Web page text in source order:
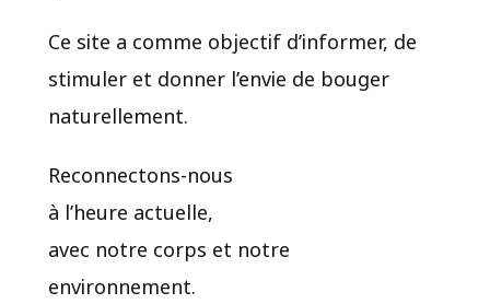
Ce site a comme objectif d’informer, de
stimuler et donner l’envie de bouger
naturellement.
Reconnectons-nous
à l’heure actuelle,
avec notre corps et notre
environnement.